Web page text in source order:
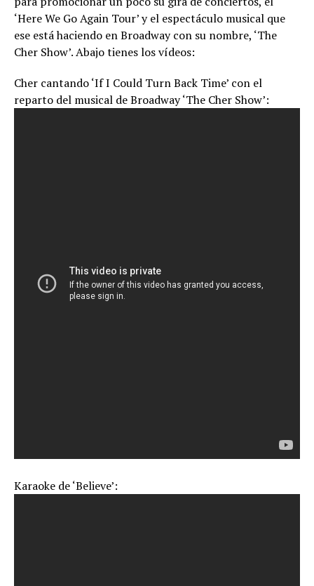
‘Here We Go Again Tour’ y el espectáculo musical que
ese está haciendo en Broadway con su nombre, ‘The
Cher Show’. Abajo tienes los vídeos:
Cher cantando ‘If I Could Turn Back Time’ con el
reparto del musical de Broadway ‘The Cher Show’:
Karaoke de ‘Believe’: